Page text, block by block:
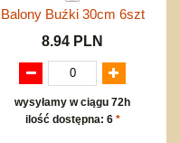
Balony Buźki 30cm 6szt
8.94 PLN
wysyłamy w ciągu 72h
ilość dostępna: 6 *